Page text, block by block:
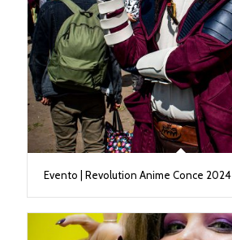
Evento | Revolution Anime Conce 2024